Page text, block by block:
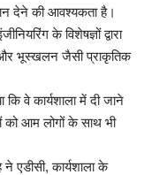
देने की आवश्यकता है।
के विशेषज्ञों द्वारा
और भूस्खलन जैसी प्राकृतिक
वे कार्यशाला में दी जाने
को आम लोगों के साथ भी
एडीसी, कार्यशाला के